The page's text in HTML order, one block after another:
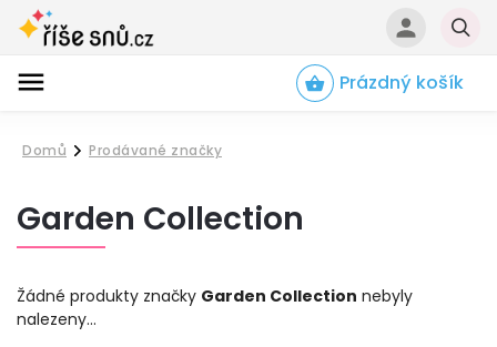
Prázdný košík
Domů
/
Prodávané značky
Garden Collection
Žádné produkty značky Garden Collection nebyly
nalezeny...